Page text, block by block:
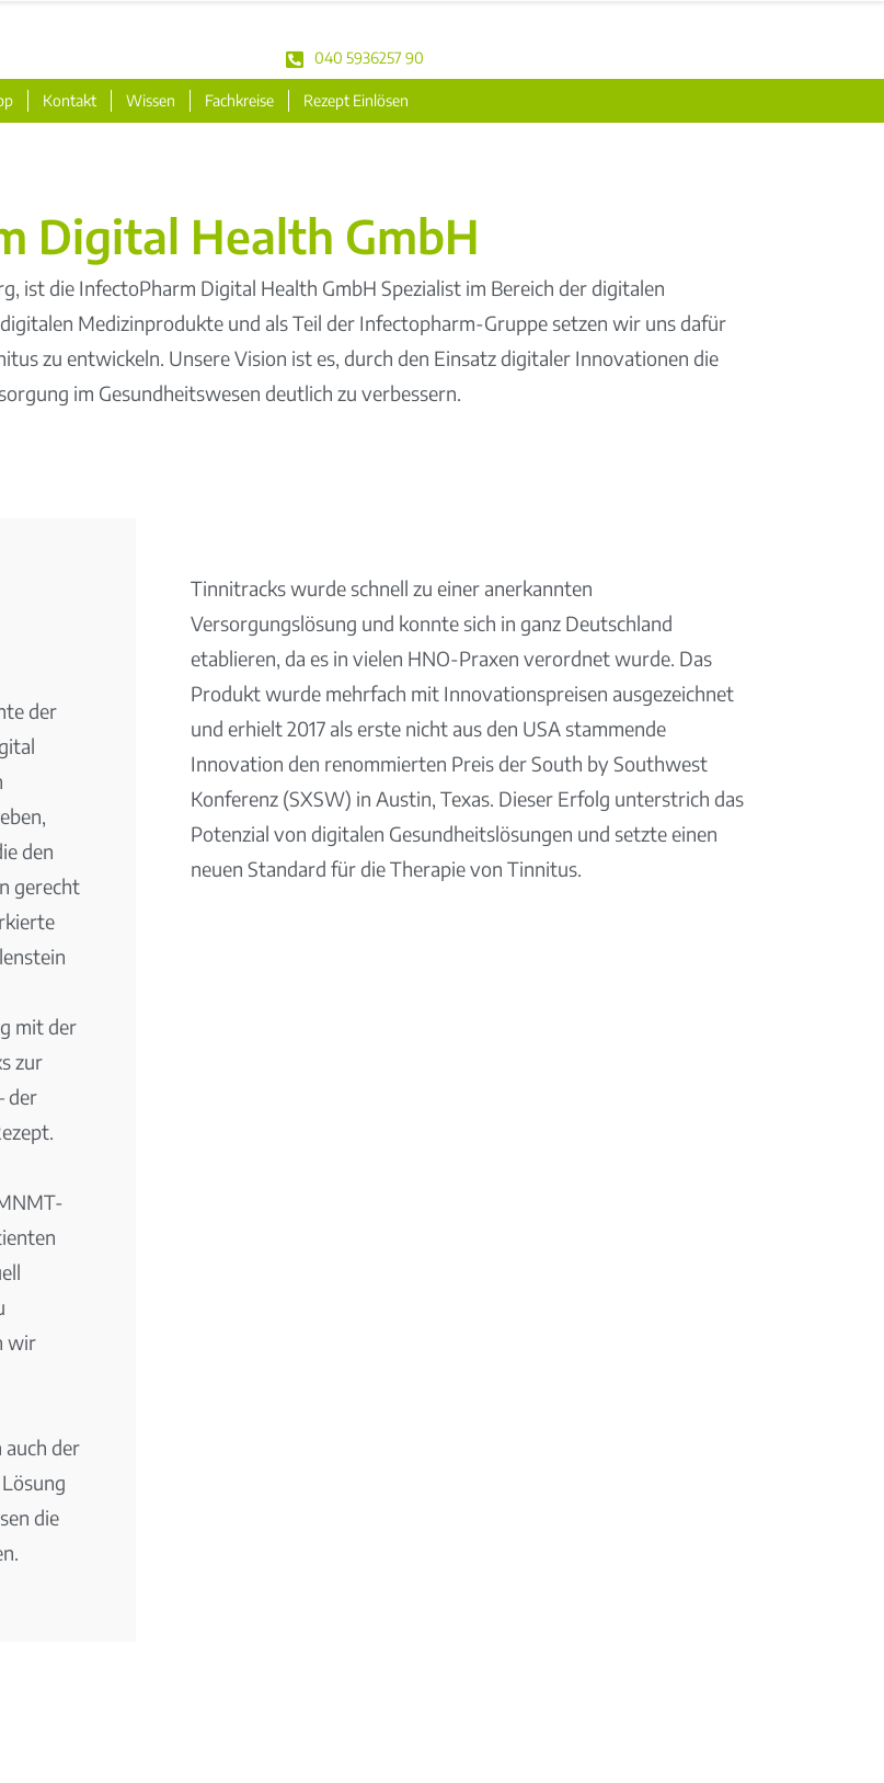
040 5936257 90
Kontakt Wissen Fachkreise Rezept Einlösen
Digital Health GmbH
ist die InfectoPharm Digital Health GmbH Spezialist im Bereich der digitalen
Medizinprodukte und als Teil der Infectopharm-Gruppe setzen wir uns dafür
zu entwickeln. Unsere Vision ist es, durch den Einsatz digitaler Innovationen die
im Gesundheitswesen deutlich zu verbessern.
der
den
gerecht
mit der
zur
der
wir
der
die
Tinnitracks wurde schnell zu einer anerkannten
Versorgungslösung und konnte sich in ganz Deutschland
etablieren, da es in vielen HNO-Praxen verordnet wurde. Das
Produkt wurde mehrfach mit Innovationspreisen ausgezeichnet
und erhielt 2017 als erste nicht aus den USA stammende
Innovation den renommierten Preis der South by Southwest
Konferenz (SXSW) in Austin, Texas. Dieser Erfolg unterstrich das
Potenzial von digitalen Gesundheitslösungen und setzte einen
neuen Standard für die Therapie von Tinnitus.